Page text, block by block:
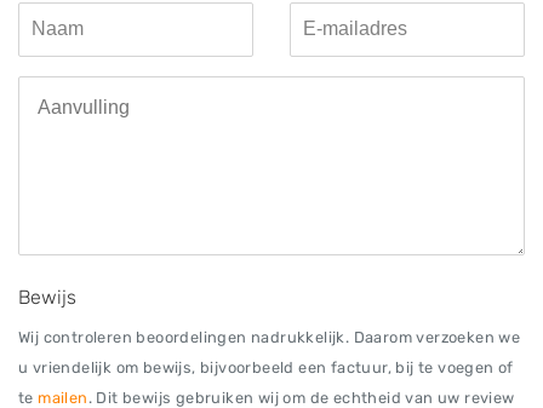
Bewijs
Wij controleren beoordelingen nadrukkelijk. Daarom verzoeken we
u vriendelijk om bewijs, bijvoorbeeld een factuur, bij te voegen of
te mailen . Dit bewijs gebruiken wij om de echtheid van uw review